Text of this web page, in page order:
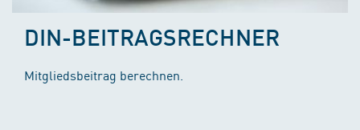
DIN-BEITRAGSRECHNER
Mitgliedsbeitrag berechnen.